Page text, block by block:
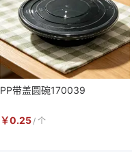
PP带盖圆碗170039
￥0.25/ 个